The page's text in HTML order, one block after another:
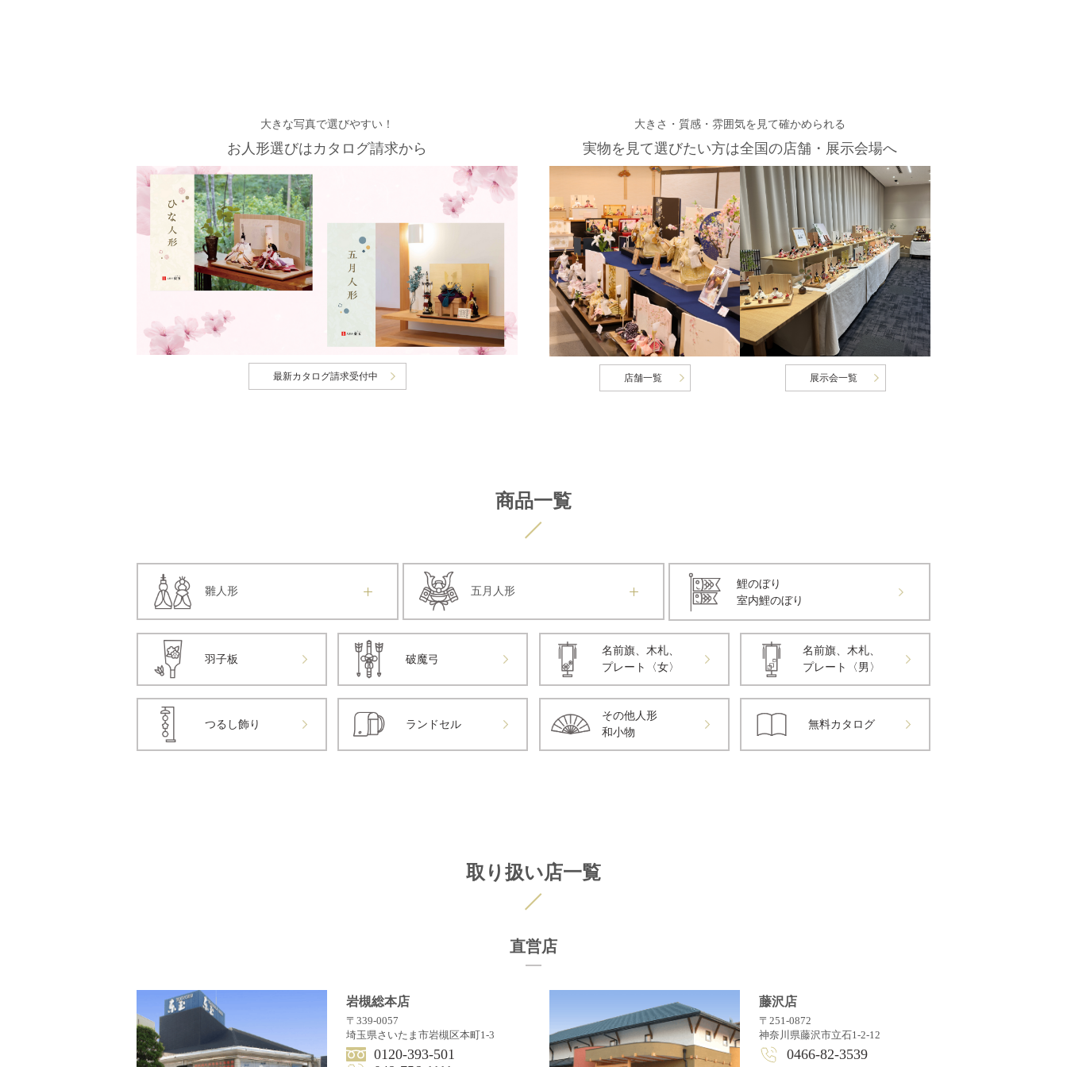
大きな写真で選びやすい！
お人形選びはカタログ請求から
最新カタログ請求受付中
大きさ・質感・雰囲気を見て確かめられる
実物を見て選びたい方は全国の店舗・展示会場へ
店舗一覧 展示会一覧
商品一覧
雛人形 五月人形
鯉のぼり
室内鯉のぼり
羽子板 破魔弓
名前旗、木札、
プレート〈女〉
名前旗、木札、
プレート〈男〉
つるし飾り ランドセル
その他人形
和小物
無料カタログ
取り扱い店一覧
直営店
岩槻総本店
〒339-0057
埼玉県さいたま市岩槻区本町1-3
0120-393-501
藤沢店
〒251-0872
神奈川県藤沢市立石1-2-12
0466-82-3539